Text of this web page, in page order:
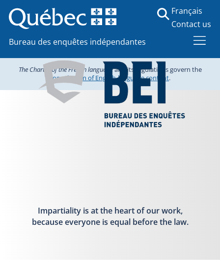
Bureau des enquêtes indépendantes
Français
Contact us
The Charter of the French languageand its regulations govern the
consultation of English-language content.
Impartiality is at the heart of our work,
because everyone is equal before the law.